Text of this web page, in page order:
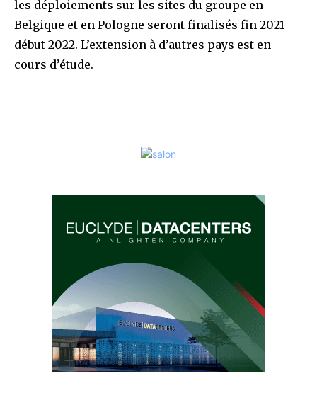
les déploiements sur les sites du groupe en
Belgique et en Pologne seront finalisés fin 2021-
début 2022. L’extension à d’autres pays est en
cours d’étude.